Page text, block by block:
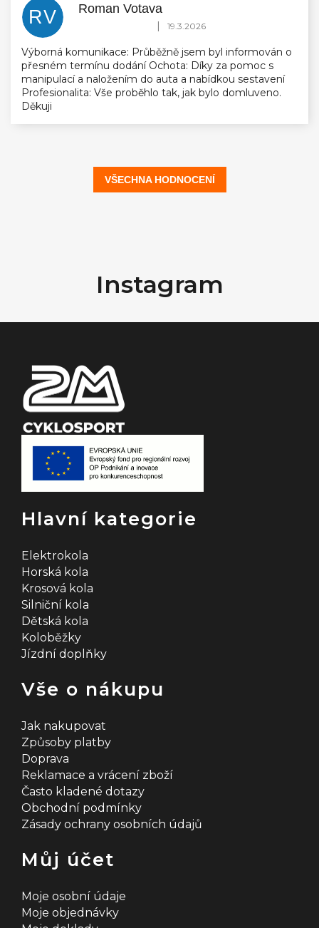
RV Roman Votava
Hodnocení obchodu je 5 z 5 hvězdiček.
| 19.3.2026
Výborná komunikace: Průběžně jsem byl informován o
přesném termínu dodání Ochota: Díky za pomoc s
manipulací a naložením do auta a nabídkou sestavení
Profesionalita: Vše proběhlo tak, jak bylo domluveno.
Děkuji
VŠECHNA HODNOCENÍ
t
Instagram
Hlavní kategorie
Elektrokola
Horská kola
Krosová kola
Silniční kola
Dětská kola
Koloběžky
Jízdní doplňky
Vše o nákupu
Jak nakupovat
Způsoby platby
Doprava
Reklamace a vrácení zboží
Často kladené dotazy
Obchodní podmínky
Zásady ochrany osobních údajů
Můj účet
Moje osobní údaje
Moje objednávky